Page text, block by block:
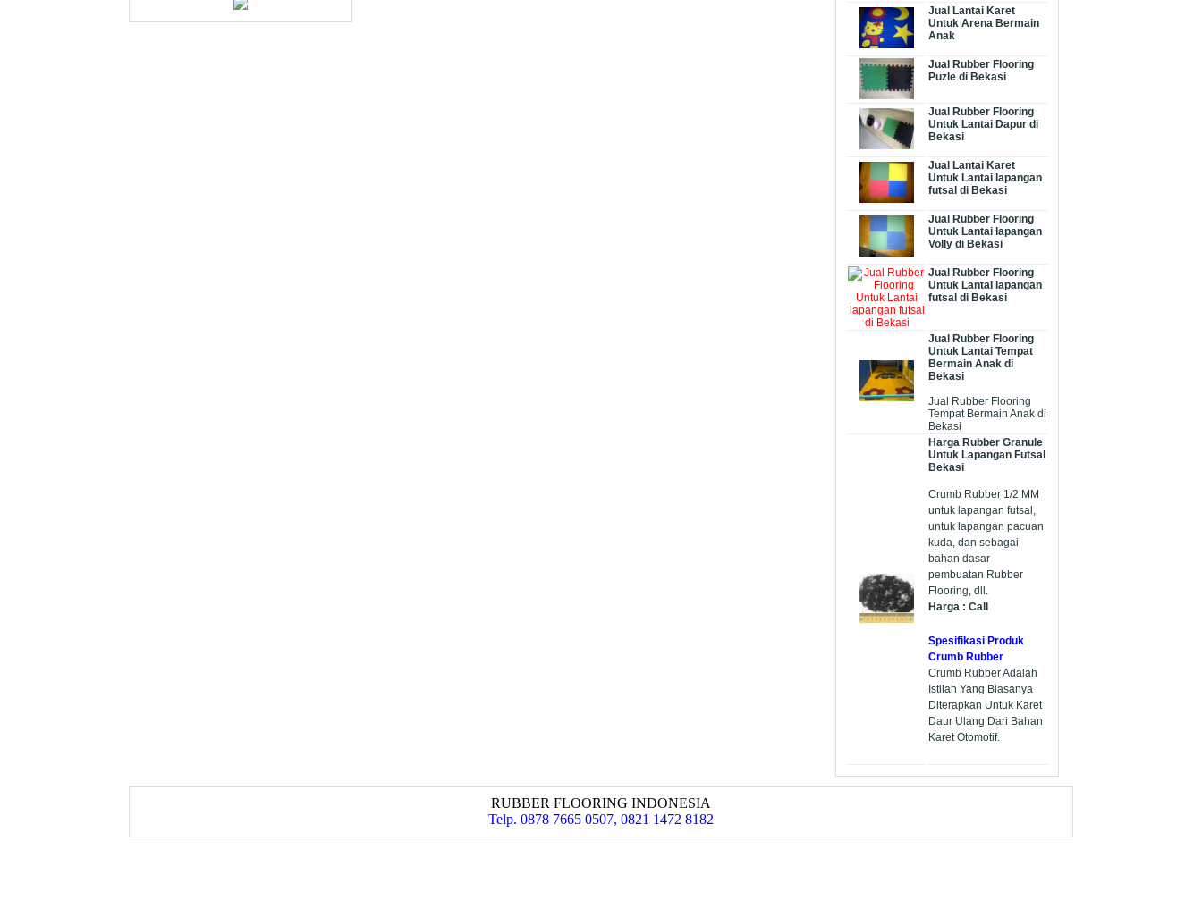
Jual Lantai Karet
Untuk Arena Bermain
Anak
Jual Rubber Flooring
Puzle di Bekasi
Jual Rubber Flooring
Untuk Lantai Dapur di
Bekasi
Jual Lantai Karet
Untuk Lantai lapangan
futsal di Bekasi
Jual Rubber Flooring
Untuk Lantai lapangan
Volly di Bekasi
Jual Rubber Flooring
Untuk Lantai lapangan
futsal di Bekasi
Jual Rubber Flooring
Untuk Lantai Tempat
Bermain Anak di
Bekasi
Jual Rubber Flooring
Tempat Bermain Anak di
Bekasi
Harga Rubber Granule
Untuk Lapangan Futsal
Bekasi
Crumb Rubber 1/2 MM
untuk lapangan futsal,
untuk lapangan pacuan
kuda, dan sebagai
bahan dasar
pembuatan Rubber
Flooring, dll.
Harga : Call
Spesifikasi Produk
Crumb Rubber
Crumb Rubber Adalah
Istilah Yang Biasanya
Diterapkan Untuk Karet
Daur Ulang Dari Bahan
Karet Otomotif.
RUBBER FLOORING INDONESIA
Telp. 0878 7665 0507, 0821 1472 8182